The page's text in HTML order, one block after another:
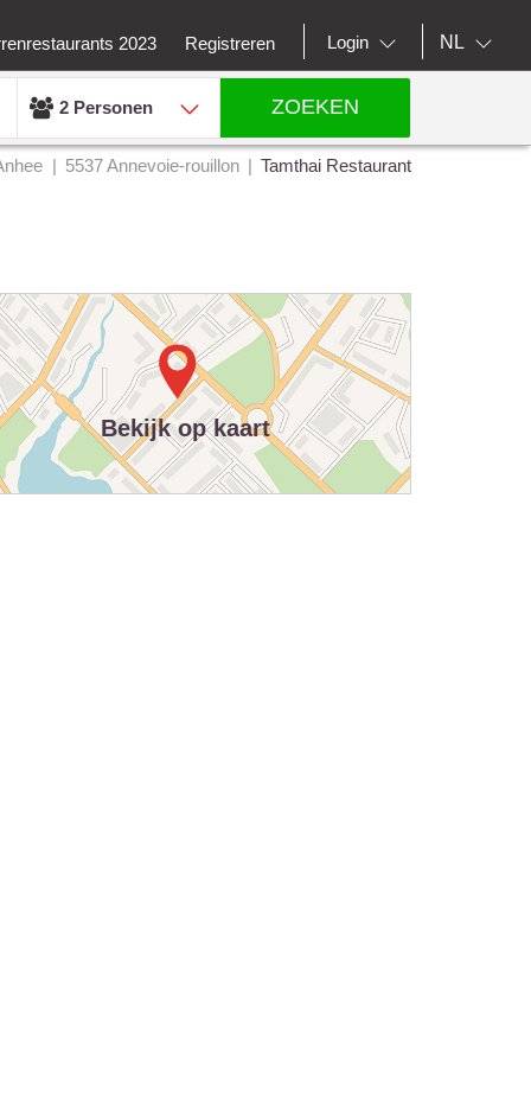
2023 Registreren Login NL
2 Personen ZOEKEN
5537 Annevoie-rouillon Tamthai Restaurant
Bekijk op kaart